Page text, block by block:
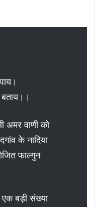
बताय।।
अमर वाणी को
के नादिया
फाल्गुन
एक बड़ी संख्या